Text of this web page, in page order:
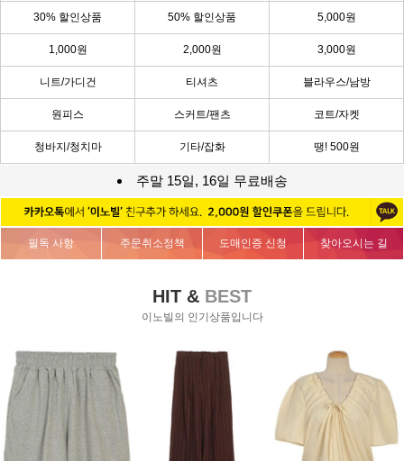
30% 할인상품 50% 할인상품 5,000원
1,000원 2,000원 3,000원
니트/가디건 티셔츠 블라우스/남방
원피스 스커트/팬츠 코트/자켓
청바지/청치마 기타/잡화 땡! 500원
주말 15일, 16일 무료배송
필독 사항 주문취소정책 도매인증 신청 찾아오시는 길
HIT & BEST
이노빌의 인기상품입니다